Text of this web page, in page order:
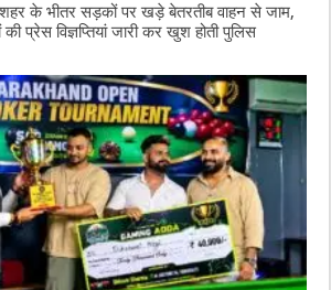
के भीतर सड़कों पर खड़े बेतरतीब वाहन से जाम,
प्रेस विज्ञप्तियां जारी कर खुश होती पुलिस